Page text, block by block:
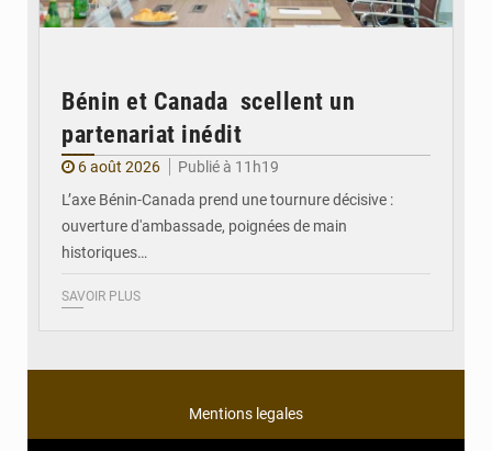
Bénin et Canada scellent un
partenariat inédit
6 août 2026
Publié à 11h19
L’axe Bénin-Canada prend une tournure décisive :
ouverture d'ambassade, poignées de main
historiques…
SAVOIR PLUS
Mentions legales